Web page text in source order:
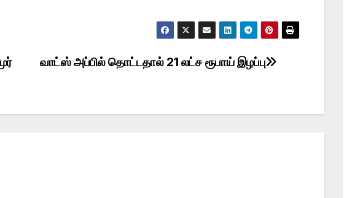
வாட்ஸ் அப்பில் தொட்டதால் 21 லட்ச ரூபாய் இழப்பு